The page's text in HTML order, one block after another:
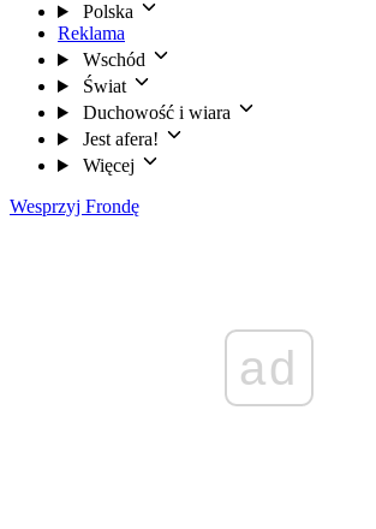
Polska
Reklama
Wschód
Świat
Duchowość i wiara
Jest afera!
Więcej
Wesprzyj Frondę
ad